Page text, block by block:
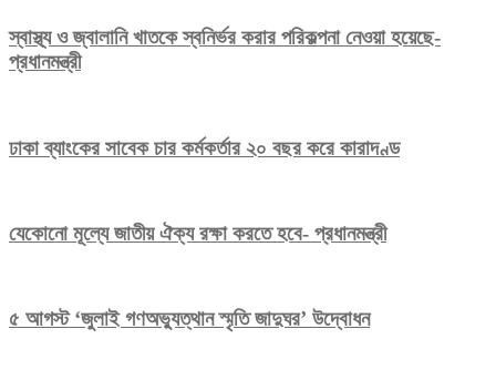
স্বাস্থ্য ও জ্বালানি খাতকে স্বনির্ভর করার পরিকল্পনা নেওয়া হয়েছে-
প্রধানমন্ত্রী
ঢাকা ব্যাংকের সাবেক চার কর্মকর্তার ২০ বছর করে কারাদণ্ড
যেকোনো মূল্যে জাতীয় ঐক্য রক্ষা করতে হবে- প্রধানমন্ত্রী
৫ আগস্ট ‘জুলাই গণঅভ্যুত্থান স্মৃতি জাদুঘর’ উদ্বোধন